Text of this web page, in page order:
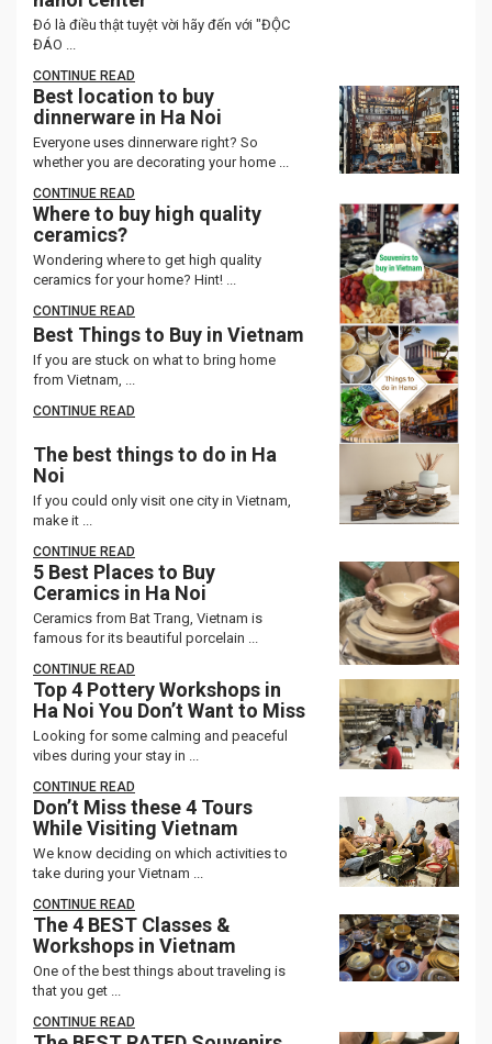
Đó là điều thật tuyệt vời hãy đến với "ĐỘC
ĐÁO ...
CONTINUE READ
Best location to buy
dinnerware in Ha Noi
Everyone uses dinnerware right? So
whether you are decorating your home ...
CONTINUE READ
Where to buy high quality
ceramics?
Wondering where to get high quality
ceramics for your home? Hint! ...
CONTINUE READ
Best Things to Buy in Vietnam
If you are stuck on what to bring home
from Vietnam, ...
CONTINUE READ
The best things to do in Ha
Noi
If you could only visit one city in Vietnam,
make it ...
CONTINUE READ
5 Best Places to Buy
Ceramics in Ha Noi
Ceramics from Bat Trang, Vietnam is
famous for its beautiful porcelain ...
CONTINUE READ
Top 4 Pottery Workshops in
Ha Noi You Don’t Want to Miss
Looking for some calming and peaceful
vibes during your stay in ...
CONTINUE READ
Don’t Miss these 4 Tours
While Visiting Vietnam
We know deciding on which activities to
take during your Vietnam ...
CONTINUE READ
The 4 BEST Classes &
Workshops in Vietnam
One of the best things about traveling is
that you get ...
CONTINUE READ